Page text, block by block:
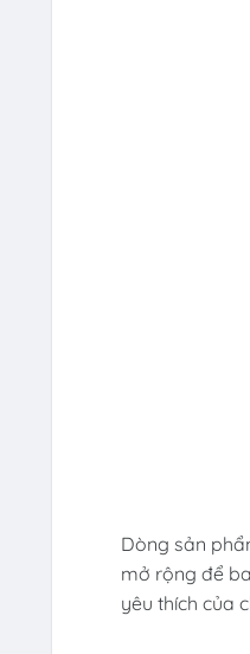
Dòng sản
mở rộng để
yêu thích của